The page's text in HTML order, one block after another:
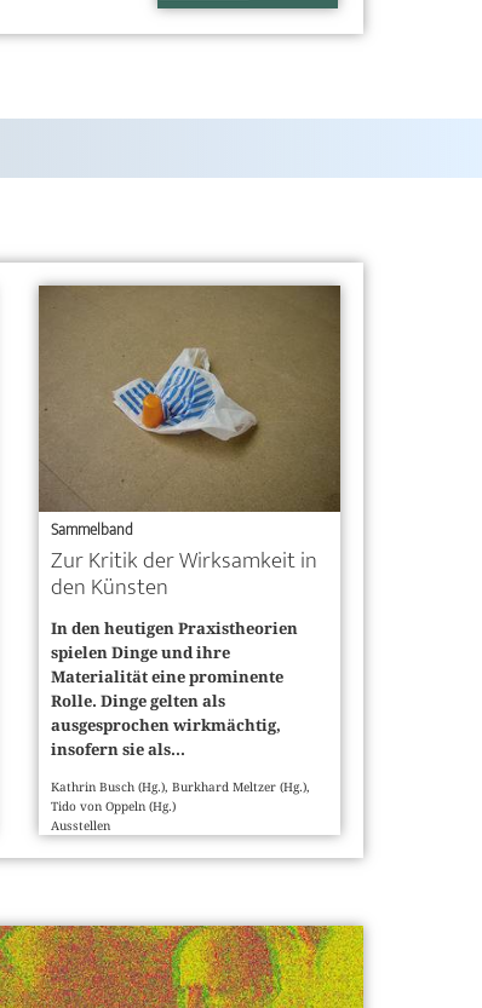
Sammelband
Zur Kritik der Wirksamkeit in
den Künsten
In den heutigen Praxistheorien
spielen Dinge und ihre
Materialität eine prominente
Rolle. Dinge gelten als
ausgesprochen wirkmächtig,
insofern sie als...
Kathrin Busch (Hg.), Burkhard Meltzer (Hg.),
Tido von Oppeln (Hg.)
Ausstellen